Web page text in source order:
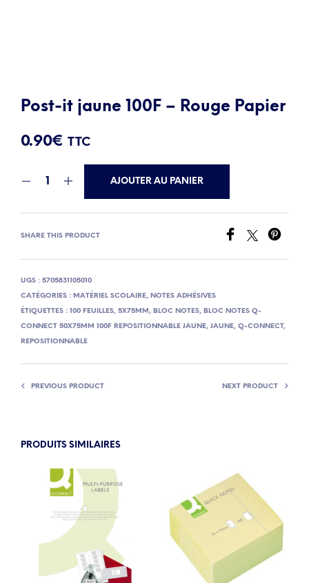
Post-it jaune 100F – Rouge Papier
0.90€ TTC
AJOUTER AU PANIER
SHARE THIS PRODUCT
UGS : 5705831105010
CATÉGORIES : MATÉRIEL SCOLAIRE, NOTES ADHÉSIVES
ÉTIQUETTES : 100 FEUILLES, 5X75MM , BLOC NOTES, BLOC NOTES Q-
CONNECT 50X75MM 100F REPOSITIONNABLE JAUNE, JAUNE, Q-CONNECT,
REPOSITIONNABLE
PREVIOUS PRODUCT NEXT PRODUCT
PRODUITS SIMILAIRES